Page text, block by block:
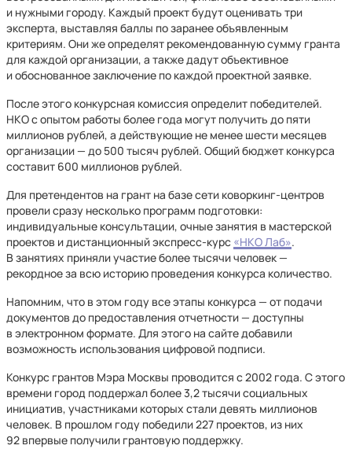
и нужными городу. Каждый проект будут оценивать три
эксперта, выставляя баллы по заранее объявленным
критериям. Они же определят рекомендованную сумму гранта
для каждой организации, а также дадут объективное
и обоснованное заключение по каждой проектной заявке.
После этого конкурсная комиссия определит победителей.
НКО с опытом работы более года могут получить до пяти
миллионов рублей, а действующие не менее шести месяцев
организации — до 500 тысяч рублей. Общий бюджет конкурса
составит 600 миллионов рублей.
Для претендентов на грант на базе сети коворкинг-центров
провели сразу несколько программ подготовки:
индивидуальные консультации, очные занятия в мастерской
проектов и дистанционный экспресс-курс «НКО Лаб».
В занятиях приняли участие более тысячи человек —
рекордное за всю историю проведения конкурса количество.
Напомним, что в этом году все этапы конкурса — от подачи
документов до предоставления отчетности — доступны
в электронном формате. Для этого на сайте добавили
возможность использования цифровой подписи.
Конкурс грантов Мэра Москвы проводится с 2002 года. С этого
времени город поддержал более 3,2 тысячи социальных
инициатив, участниками которых стали девять миллионов
человек. В прошлом году победили 227 проектов, из них
92 впервые получили грантовую поддержку.